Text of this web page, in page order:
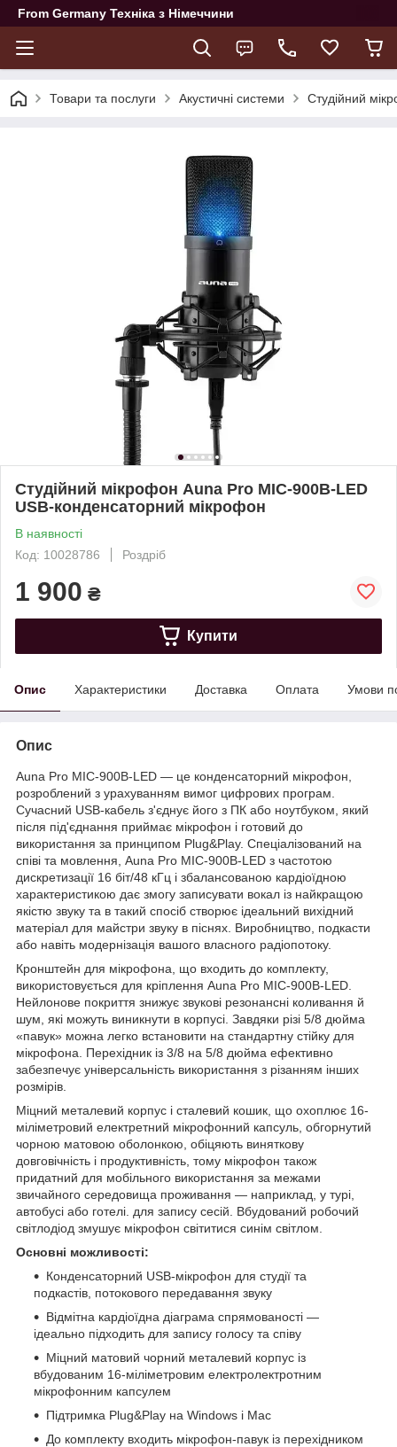
From Germany Техніка з Німеччини
Товари та послуги Акустичні системи Студійний
Студійний мікрофон Auna Pro MIC-900B-LED
USB-конденсаторний мікрофон
В наявності
Код: 10028786
Роздріб
1 900 ₴
Купити
Опис Характеристики Доставка Оплата Умови
Опис
Auna Pro MIC-900B-LED — це конденсаторний мікрофон,
розроблений з урахуванням вимог цифрових програм.
Сучасний USB-кабель з'єднує його з ПК або ноутбуком, який
після під'єднання приймає мікрофон і готовий до
використання за принципом Plug&Play. Спеціалізований на
співі та мовлення, Аuna Pro MIC-900B-LED з частотою
дискретизації 16 біт/48 кГц і збалансованою кардіоїдною
характеристикою дає змогу записувати вокал із найкращою
якістю звуку та в такий спосіб створює ідеальний вихідний
матеріал для майстри звуку в піснях. Виробництво, подкасти
або навіть модернізація вашого власного радіопотоку.
Кронштейн для мікрофона, що входить до комплекту,
використовується для кріплення Аuna Pro MIC-900B-LED.
Нейлонове покриття знижує звукові резонансні коливання й
шум, які можуть виникнути в корпусі. Завдяки різі 5/8 дюйма
«павук» можна легко встановити на стандартну стійку для
мікрофона. Перехідник із 3/8 на 5/8 дюйма ефективно
забезпечує універсальність використання з різанням інших
розмірів.
Міцний металевий корпус і сталевий кошик, що охоплює 16-
міліметровий електретний мікрофонний капсуль, обгорнутий
чорною матовою оболонкою, обіцяють виняткову
довговічність і продуктивність, тому мікрофон також
придатний для мобільного використання за межами
звичайного середовища проживання — наприклад, у турі,
автобусі або готелі. для запису сесій. Вбудований робочий
світлодіод змушує мікрофон світитися синім світлом.
Основні можливості:
Конденсаторний USB-мікрофон для студії та
подкастів, потокового передавання звуку
Відмітна кардіоїдна діаграма спрямованості —
ідеально підходить для запису голосу та співу
Міцний матовий чорний металевий корпус із
вбудованим 16-міліметровим електролектротним
мікрофонним капсулем
Підтримка Plug&Play на Windows і Mac
До комплекту входить мікрофон-павук із перехідником